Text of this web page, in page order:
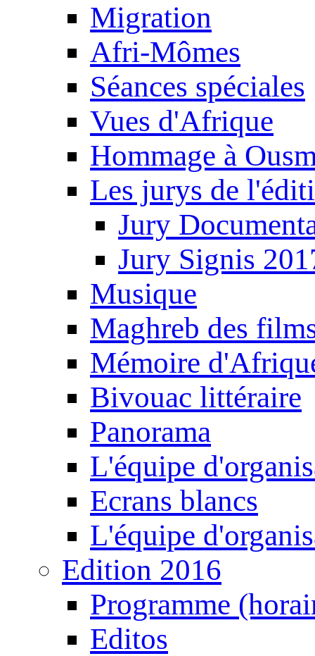
Migration
Afri-Mômes
Séances spéciales
Vues d'Afrique
Hommage à
Les jurys de
Jury
Jury Signis
Musique
Maghreb des
Mémoire
Bivouac littéraire
Panorama
L'équipe
Ecrans blancs
L'équipe
Edition 2016
Programme
Editos